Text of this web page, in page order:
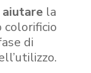
aiutare la
colorificio
di